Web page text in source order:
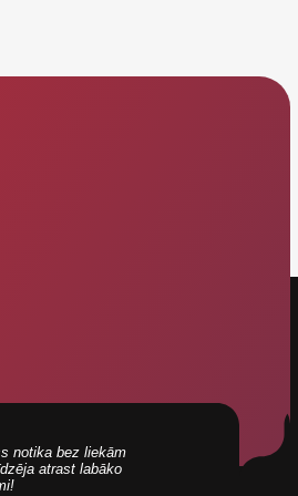
notika bez liekām
atrast labāko